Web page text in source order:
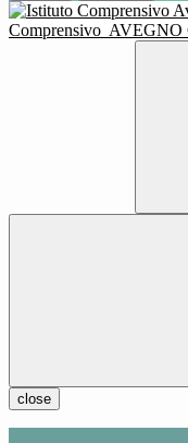
Comprensivo AVEGNO
close